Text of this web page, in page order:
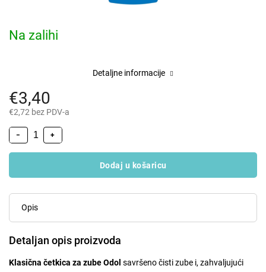
€3,40
€2,72 bez PDV-a
Na zalihi
+
−
Dodaj u košaricu
Detaljne informacije
Opis
Detaljan opis proizvoda
Klasična četkica za zube Odol savršeno čisti zube i, zahvaljujući